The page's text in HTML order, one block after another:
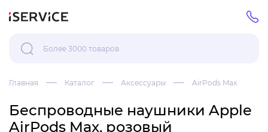
Главная Каталог Аксессуары AirPods Max
Беспроводные наушники Apple
AirPods Max, розовый